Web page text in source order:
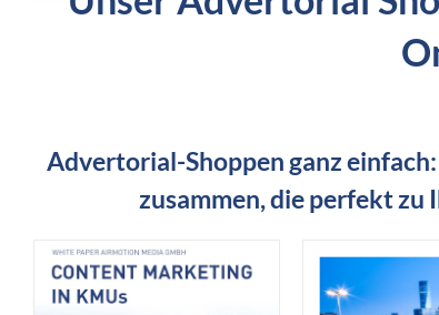
Advertorial-Shoppen ganz
zusammen, die perfekt zu